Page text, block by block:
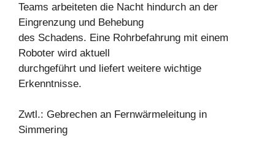
Teams arbeiteten die Nacht hindurch an der
Eingrenzung und Behebung
des Schadens. Eine Rohrbefahrung mit einem
Roboter wird aktuell
durchgeführt und liefert weitere wichtige
Erkenntnisse.
Zwtl.: Gebrechen an Fernwärmeleitung in
Simmering